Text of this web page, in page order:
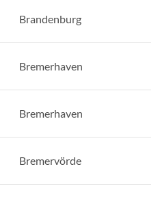
Brandenburg
Bremerhaven
Bremerhaven
Bremervörde